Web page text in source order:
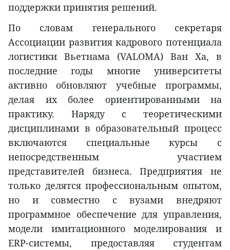
поддержки принятия решений.
По словам генерального секретаря
Ассоциации развития кадрового потенциала
логистики Вьетнама (VALOMA) Ван Ха, в
последние годы многие университеты
активно обновляют учебные программы,
делая их более ориентированными на
практику. Наряду с теоретическими
дисциплинами в образовательный процесс
включаются специальные курсы с
непосредственным участием
представителей бизнеса. Предприятия не
только делятся профессиональным опытом,
но и совместно с вузами внедряют
программное обеспечение для управления,
модели имитационного моделирования и
ERP-системы, предоставляя студентам